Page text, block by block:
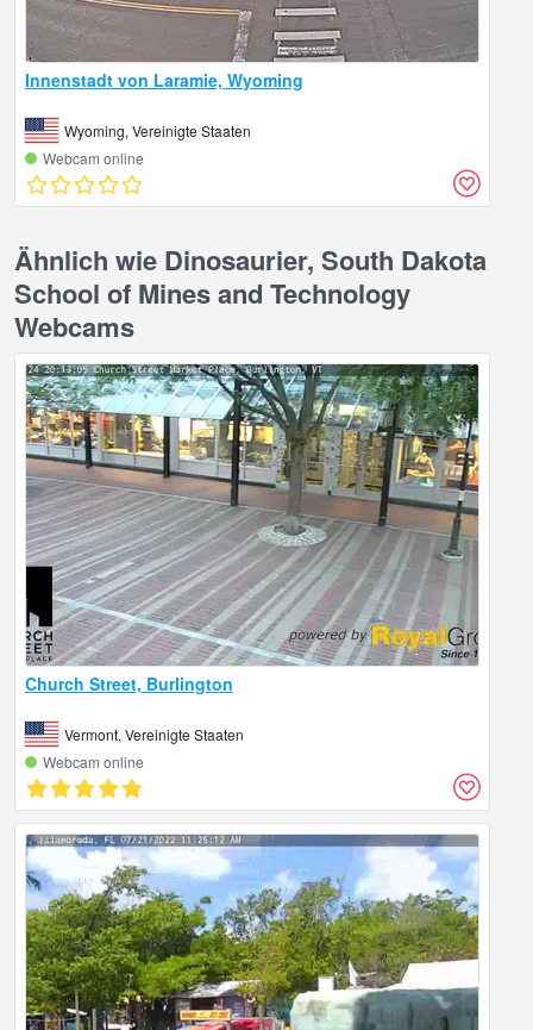
Innenstadt von Laramie, Wyoming
Wyoming, Vereinigte Staaten
Webcam online
Ähnlich wie Dinosaurier, South Dakota
School of Mines and Technology
Webcams
Church Street, Burlington
Vermont, Vereinigte Staaten
Webcam online